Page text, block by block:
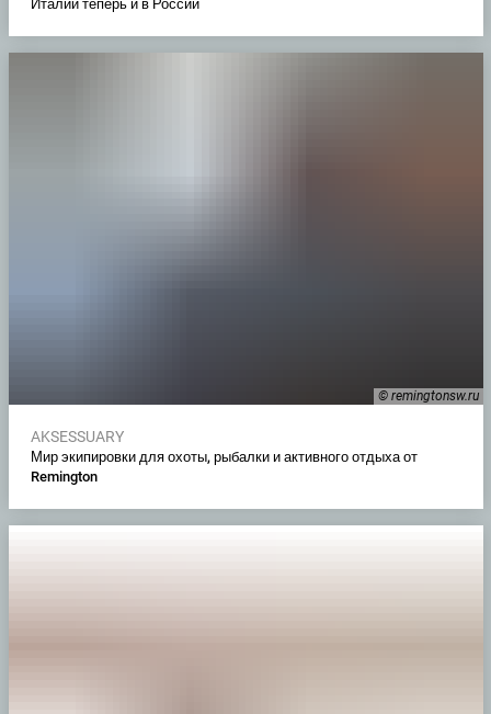
Италии теперь и в России
© remingtonsw.ru
AKSESSUARY
Мир экипировки для охоты, рыбалки и активного отдыха от
Remington